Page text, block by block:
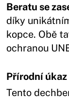
Beratu se
díky
kopce. Obě
ochranou
Přírodní
Tento